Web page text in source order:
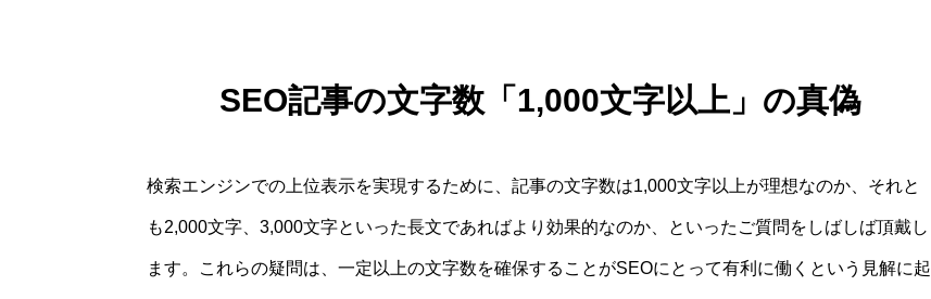
SEO記事の文字数「1,000文字以上」の真偽
検索エンジンでの上位表示を実現するために、記事の文字数は1,000文字以上が理想なのか、それと
も2,000文字、3,000文字といった長文であればより効果的なのか、といったご質問をしばしば頂戴し
ます。これらの疑問は、一定以上の文字数を確保することがSEOにとって有利に働くという見解に起